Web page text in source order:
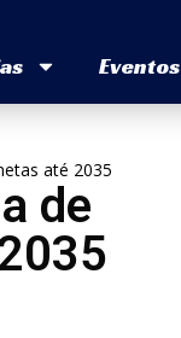
Eventos
até 2035
de